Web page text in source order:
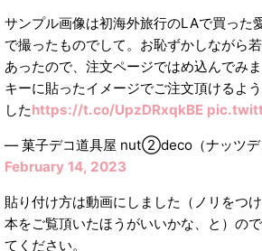
サンプル画像は初海外旅行のLAで買った
で撮ったものでして。お恥ずかしながら
あったので、注文ページではめ込んでみ
キーに貼ったイメージでご注文頂けるよ
したhttps://t.co/UpzDRxqkBE
— 菓子デコ道具屋 nut②deco（ナッツデ
February 14, 2023
貼り付け方は動画にしました（ノリをつ
本をご覧頂いたほうがいいかな、と）の
てください。